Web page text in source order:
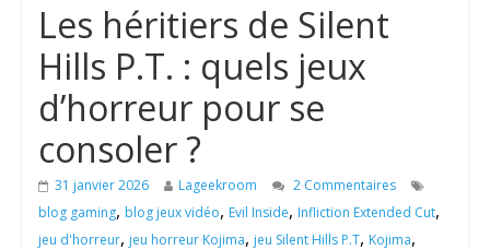
Les héritiers de Silent
Hills P.T. : quels jeux
d’horreur pour se
consoler ?
31 janvier 2026 Lageekroom
2 Commentaires
blog gaming, blog jeux vidéo, Evil Inside, Infliction Extended Cut,
jeu d'horreur, jeu horreur Kojima, jeu Silent Hills P.T, Kojima,